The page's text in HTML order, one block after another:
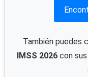
También puedes
IMSS 2026 con